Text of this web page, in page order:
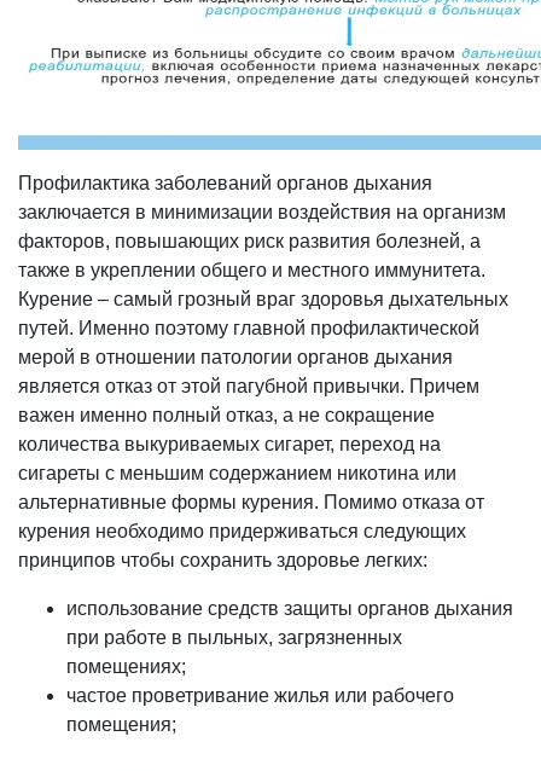
Профилактика заболеваний органов дыхания
заключается в минимизации воздействия на организм
факторов, повышающих риск развития болезней, а
также в укреплении общего и местного иммунитета.
Курение – самый грозный враг здоровья дыхательных
путей. Именно поэтому главной профилактической
мерой в отношении патологии органов дыхания
является отказ от этой пагубной привычки. Причем
важен именно полный отказ, а не сокращение
количества выкуриваемых сигарет, переход на
сигареты с меньшим содержанием никотина или
альтернативные формы курения. Помимо отказа от
курения необходимо придерживаться следующих
принципов чтобы сохранить здоровье легких:
использование средств защиты органов дыхания
при работе в пыльных, загрязненных
помещениях;
частое проветривание жилья или рабочего
помещения;